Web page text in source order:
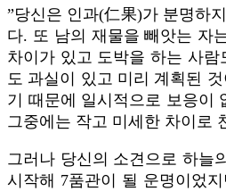
”당신은 인과(仁果)가 분명하
다. 또 남의 재물을 빼앗는 자
차이가 있고 도박을 하는 사
도 과실이 있고 미리 계획된
기 때문에 일시적으로 보응이
그중에는 작고 미세한 차이로
그러나 당신의 소견으로 하늘
시작해 7품관이 될 운명이었